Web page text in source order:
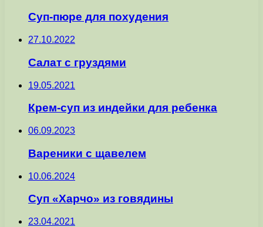
Суп-пюре для похудения
27.10.2022
Салат с груздями
19.05.2021
Крем-суп из индейки для ребенка
06.09.2023
Вареники с щавелем
10.06.2024
Суп «Харчо» из говядины
23.04.2021